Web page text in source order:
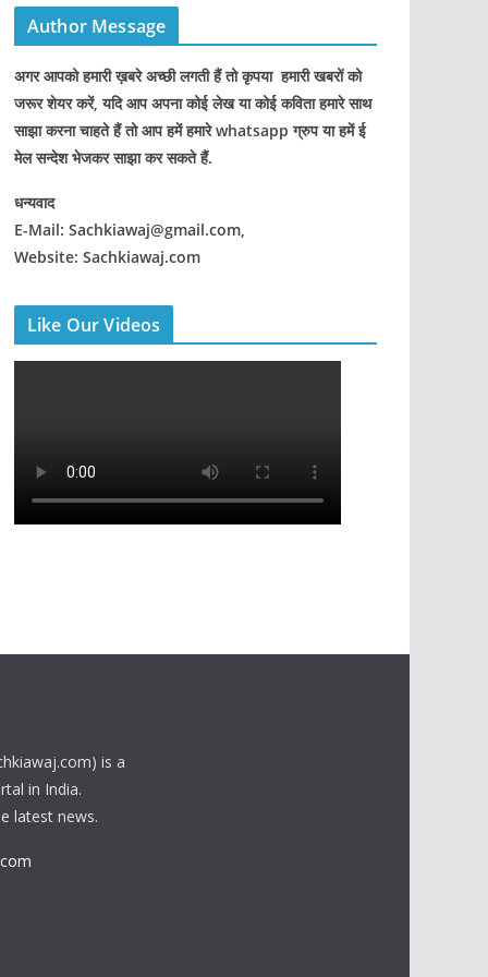
Author Message
अगर आपको हमारी ख़बरे अच्छी लगती हैं तो कृपया हमारी खबरों को
जरूर शेयर करें, यदि आप अपना कोई लेख या कोई कविता हमारे साथ
साझा करना चाहते हैं तो आप हमें हमारे whatsapp ग्रुप या हमें ई
मेल सन्देश भेजकर साझा कर सकते हैं.
धन्यवाद
E-Mail: Sachkiawaj@gmail.com,
Website: Sachkiawaj.com
Like Our Videos
is a
in India.
latest news.